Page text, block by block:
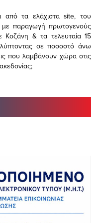
από τα ελάχισταsite, του
παραγωγή πρωτογενούς
Κοζάνη & τα τελευταία 15
σε ποσοστό άνω
που λαμβάνουν χώρα στις